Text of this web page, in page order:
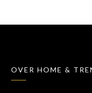
OVER HOME &